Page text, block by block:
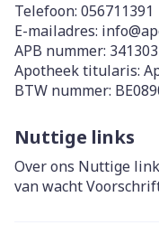
Telefoon: 056711391
E-mailadres: info@
APB nummer: 341303
Apotheek titularis:
BTW nummer:
Nuttige links
Over ons Nuttige
van wacht